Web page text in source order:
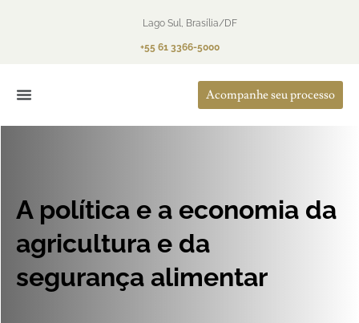
Lago Sul, Brasília/DF
+55 61 3366-5000
Acompanhe seu processo
A política e a economia da
agricultura e da
segurança alimentar